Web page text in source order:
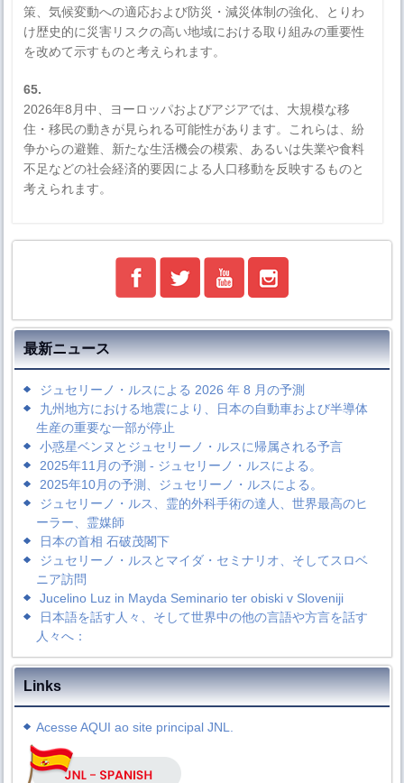
策、気候変動への適応および防災・減災体制の強化、とりわ
け歴史的に災害リスクの高い地域における取り組みの重要性
を改めて示すものと考えられます。
65.
2026年8月中、ヨーロッパおよびアジアでは、大規模な移
住・移民の動きが見られる可能性があります。これらは、紛
争からの避難、新たな生活機会の模索、あるいは失業や食料
不足などの社会経済的要因による人口移動を反映するものと
考えられます。
最新ニュース
ジュセリーノ・ルスによる 2026 年 8 月の予測
九州地方における地震により、日本の自動車および半導体
生産の重要な一部が停止
小惑星ベンヌとジュセリーノ・ルスに帰属される予言
2025年11月の予測 - ジュセリーノ・ルスによる。
2025年10月の予測、ジュセリーノ・ルスによる。
ジュセリーノ・ルス、霊的外科手術の達人、世界最高のヒ
ーラー、霊媒師
日本の首相 石破茂閣下
ジュセリーノ・ルスとマイダ・セミナリオ、そしてスロベ
ニア訪問
Jucelino Luz in Mayda Seminario ter obiski v Sloveniji
日本語を話す人々、そして世界中の他の言語や方言を話す
人々へ：
Links
Acesse AQUI ao site principal JNL.